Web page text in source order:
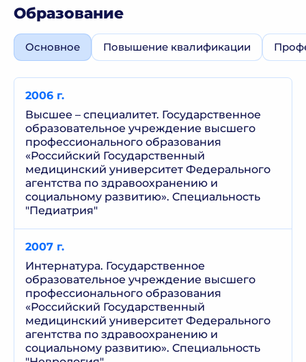
Образование
Основное Повышение квалификации
2006 г.
Высшее – специалитет. Государственное
образовательное учреждение высшего
профессионального образования
«Российский Государственный
медицинский университет Федерального
агентства по здравоохранению и
социальному развитию». Специальность
"Педиатрия"
2007 г.
Интернатура. Государственное
образовательное учреждение высшего
профессионального образования
«Российский Государственный
медицинский университет Федерального
агентства по здравоохранению и
социальному развитию». Специальность